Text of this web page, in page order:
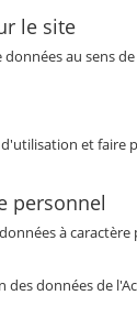
le site
au sens
et
personnel
à
données de